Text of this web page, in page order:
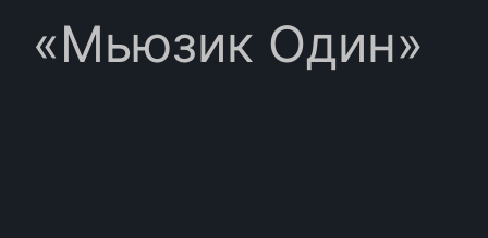
«Мьюзик Один»